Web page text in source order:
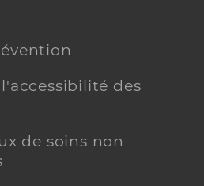
des
de soins non